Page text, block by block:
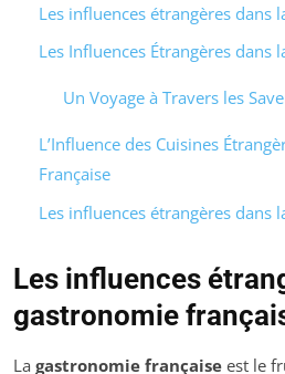
Les influences étrangères dans
Les Influences Étrangères dans
Un Voyage à Travers les
L’Influence des Cuisines
Française
Les influences étrangères dans
Les influences
gastronomie
La gastronomie française est le